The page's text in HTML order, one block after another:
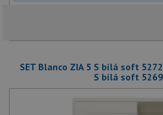
SET Blanco ZIA 5 S bílá soft
S bílá soft